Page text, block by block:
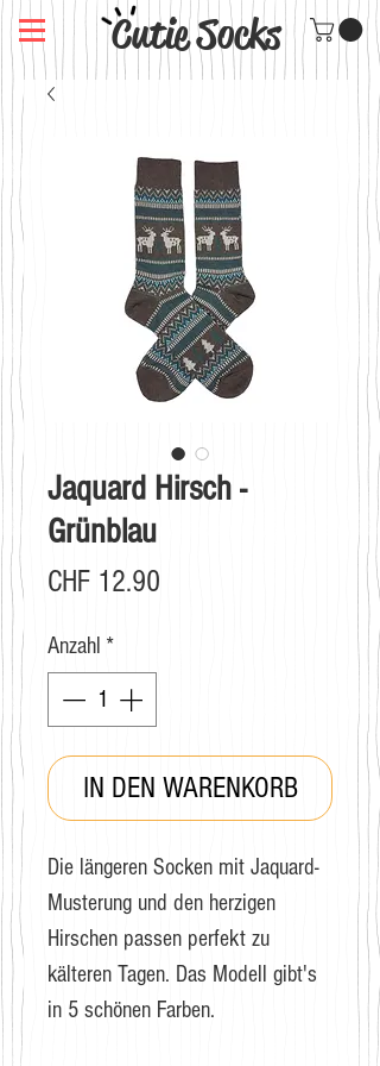
Cutie Socks
Jaquard Hirsch -
Grünblau
CHF 12.90
Anzahl *
IN DEN WARENKORB
Die längeren Socken mit Jaquard-
Musterung und den herzigen
Hirschen passen perfekt zu
kälteren Tagen. Das Modell gibt's
in 5 schönen Farben.